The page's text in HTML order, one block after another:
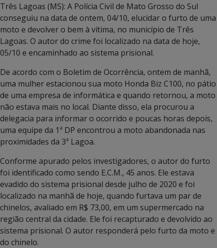
Três Lagoas (MS): A Polícia Civil de Mato Grosso do Sul
conseguiu na data de ontem, 04/10, elucidar o furto de uma
moto e devolver o bem à vítima, no município de Três
Lagoas. O autor do crime foi localizado na data de hoje,
05/10 e encaminhado ao sistema prisional.
De acordo com o Boletim de Ocorrência, ontem de manhã,
uma mulher estacionou sua moto Honda Biz C100, no pátio
de uma empresa de informática e quando retornou, a moto
não estava mais no local. Diante disso, ela procurou a
delegacia para informar o ocorrido e poucas horas depois,
uma equipe da 1ª DP encontrou a moto abandonada nas
proximidades da 3ª Lagoa.
Conforme apurado pelos investigadores, o autor do furto
foi identificado como sendo E.C.M., 45 anos. Ele estava
evadido do sistema prisional desde julho de 2020 e foi
localizado na manhã de hoje, quando furtava um par de
chinelos, avaliado em R$ 73,00, em um supermercado na
região central da cidade. Ele foi recapturado e devolvido ao
sistema prisional. O autor responderá pelo furto da moto e
do chinelo.